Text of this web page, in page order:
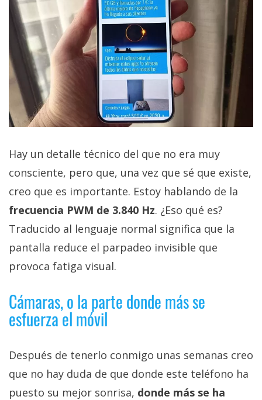
Hay un detalle técnico del que no era muy
consciente, pero que, una vez que sé que existe,
creo que es importante. Estoy hablando de la
frecuencia PWM de 3.840 Hz. ¿Eso qué es?
Traducido al lenguaje normal significa que la
pantalla reduce el parpadeo invisible que
provoca fatiga visual.
Cámaras, o la parte donde más se
esfuerza el móvil
Después de tenerlo conmigo unas semanas creo
que no hay duda de que donde este teléfono ha
puesto su mejor sonrisa, donde más se ha